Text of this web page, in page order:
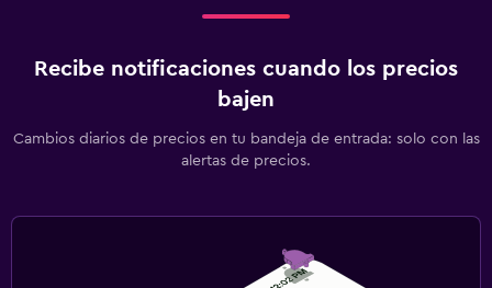
Recibe notificaciones cuando los precios
bajen
Cambios diarios de precios en tu bandeja de entrada: solo con las
alertas de precios.